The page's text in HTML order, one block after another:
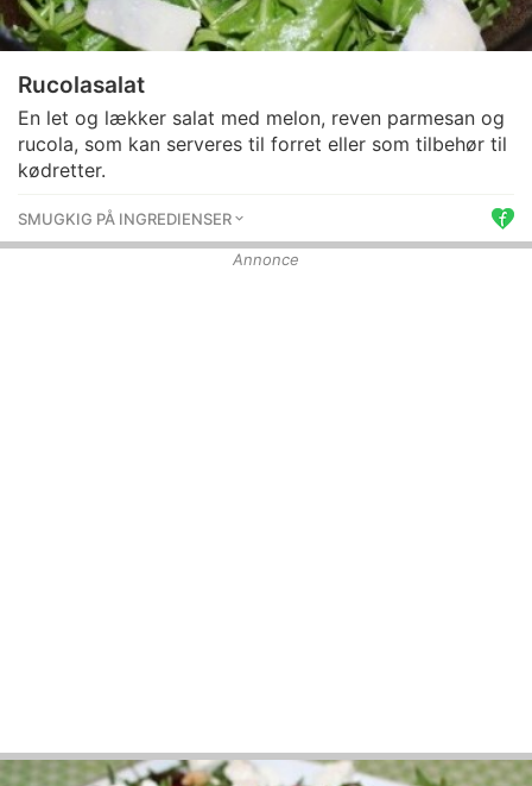
Rucolasalat
En let og lækker salat med melon, reven parmesan og
rucola, som kan serveres til forret eller som tilbehør til
kødretter.
SMUGKIG PÅ INGREDIENSER
Annonce